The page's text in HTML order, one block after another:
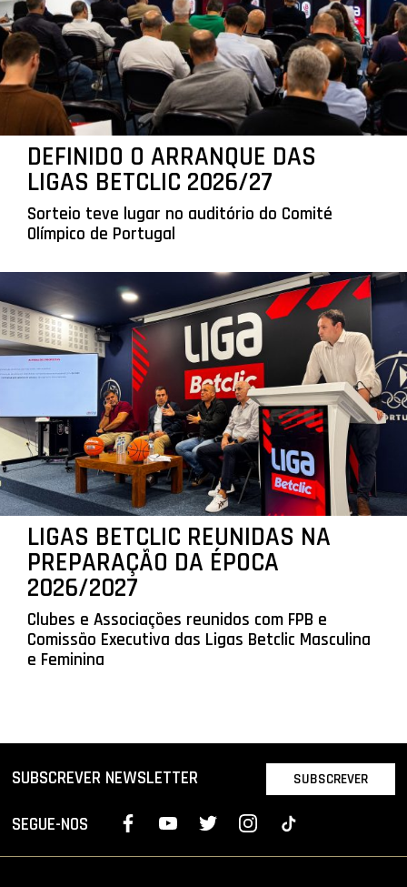
DEFINIDO O ARRANQUE DAS
LIGAS BETCLIC 2026/27
Sorteio teve lugar no auditório do Comité
Olímpico de Portugal
LIGAS BETCLIC REUNIDAS NA
PREPARAÇÃO DA ÉPOCA
2026/2027
Clubes e Associações reunidos com FPB e
Comissão Executiva das Ligas Betclic Masculina
e Feminina
SUBSCREVER NEWSLETTER SUBSCREVER
SEGUE-NOS